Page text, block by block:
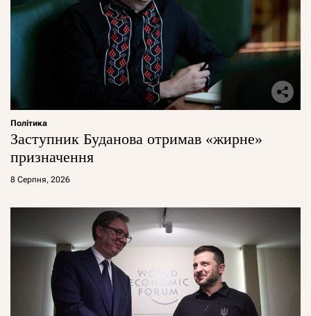
Політика
Заступник Буданова отримав «жирне»
призначення
8 Серпня, 2026